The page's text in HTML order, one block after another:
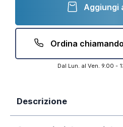
Aggiungi
Ordina
Dal Lun. al Ven. 9.00 -
Descrizione